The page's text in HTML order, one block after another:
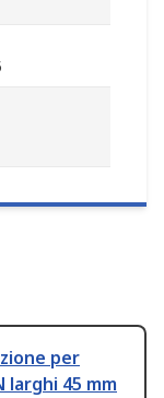
per
larghi 45 mm